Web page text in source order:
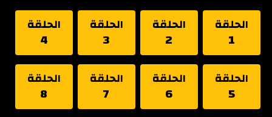
الحلقة
1
الحلقة
2
الحلقة
3
الحلقة
4
الحلقة
5
الحلقة
6
الحلقة
7
الحلقة
8